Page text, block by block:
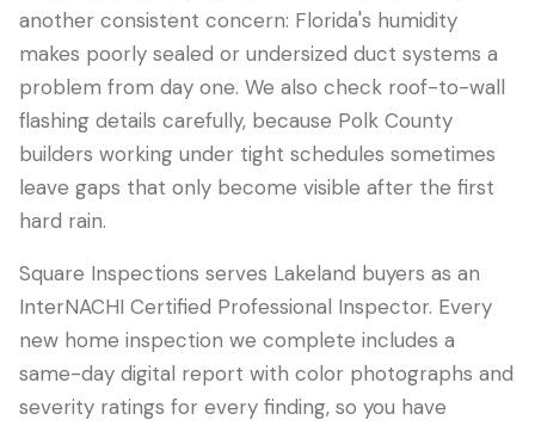
another consistent concern: Florida's humidity
makes poorly sealed or undersized duct systems a
problem from day one. We also check roof-to-wall
flashing details carefully, because Polk County
builders working under tight schedules sometimes
leave gaps that only become visible after the first
hard rain.
Square Inspections serves Lakeland buyers as an
InterNACHI Certified Professional Inspector. Every
new home inspection we complete includes a
same-day digital report with color photographs and
severity ratings for every finding, so you have